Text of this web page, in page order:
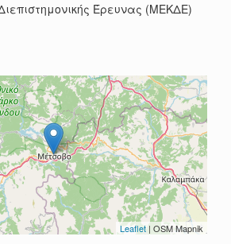
Έρευνας (ΜΕΚΔΕ)
Leaflet | OSM Mapnik